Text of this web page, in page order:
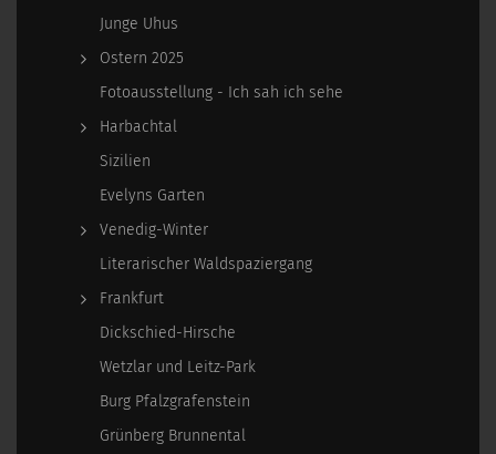
Junge Uhus
Ostern 2025
Fotoausstellung - Ich sah ich sehe
Harbachtal
Sizilien
Evelyns Garten
Venedig-Winter
Literarischer Waldspaziergang
Frankfurt
Dickschied-Hirsche
Wetzlar und Leitz-Park
Burg Pfalzgrafenstein
Grünberg Brunnental